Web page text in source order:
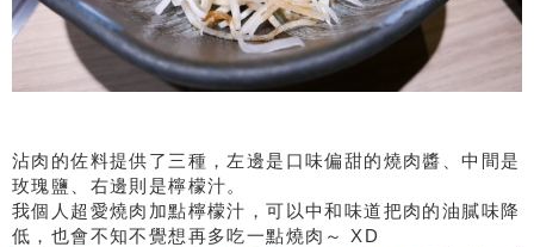
沾肉的佐料提供了三種，左邊是口味偏甜的燒肉醬、中間是
玫瑰鹽、右邊則是檸檬汁。
我個人超愛燒肉加點檸檬汁，可以中和味道把肉的油膩味降
低，也會不知不覺想再多吃一點燒肉～ XD